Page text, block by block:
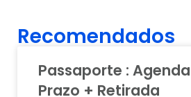
Recomendados
Passaporte :
Prazo + Retirada